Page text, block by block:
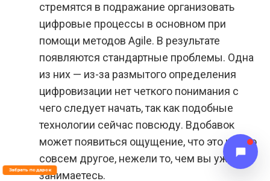
стремятся в подражание организовать
цифровые процессы в основном при
помощи методов Agile. В результате
появляются стандартные проблемы. Одна
из них — из-за размытого определения
цифровизации нет четкого понимания с
чего следует начать, так как подобные
технологии сейчас повсюду. Вдобавок
может появиться ощущение, что это что-то
совсем другое, нежели то, чем вы уже
занимаетесь.
Забрать подарок